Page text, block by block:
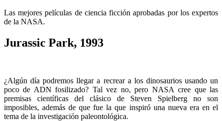
Las mejores películas de ciencia ficción aprobadas por los expertos
de la NASA.
Jurassic Park, 1993
¿Algún día podremos llegar a recrear a los dinosaurios usando un
poco de ADN fosilizado? Tal vez no, pero NASA cree que las
premisas científicas del clásico de Steven Spielberg no son
imposibles, además de que fue la que inspiró una nueva era en el
tema de la investigación paleontológica.